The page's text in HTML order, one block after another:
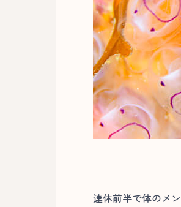
連休前半で体のメ